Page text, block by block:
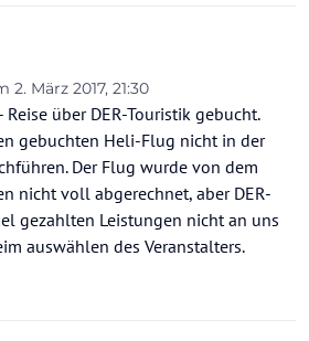
2. März 2017, 21:30
von
Reise über DER-Touristik gebucht.
gebuchten Heli-Flug nicht in der
Der Flug wurde von dem
nicht voll abgerechnet, aber DER-
gezahlten Leistungen nicht an uns
auswählen des Veranstalters.